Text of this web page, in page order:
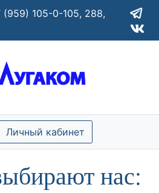
(959) 105-0-105, 288,
Личный кабинет
нас: